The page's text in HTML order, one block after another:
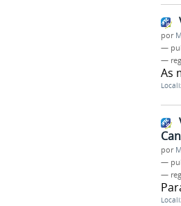
por
—
—
As
por
—
—